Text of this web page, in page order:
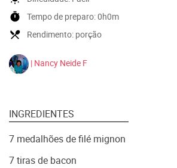
timer Tempo de preparo:0h0m
local_dining Rendimento: porção
| Nancy Neide F
INGREDIENTES
7 medalhões de filé mignon
7 tiras de bacon